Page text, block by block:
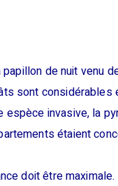
de nuit venu
sont considérables
espèce invasive, la
étaient
doit être